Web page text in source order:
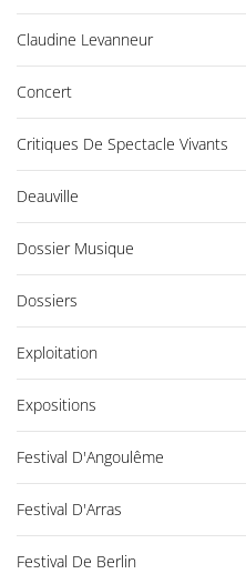
Claudine Levanneur
Concert
Critiques De Spectacle Vivants
Deauville
Dossier Musique
Dossiers
Exploitation
Expositions
Festival D'Angoulême
Festival D'Arras
Festival De Berlin